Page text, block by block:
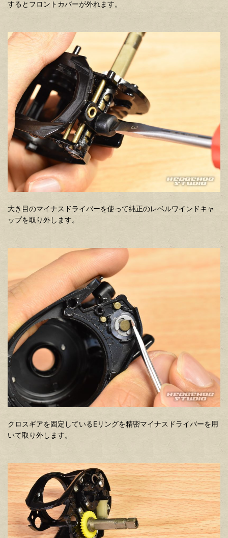
するとフロントカバーが外れます。
大き目のマイナスドライバーを使って純正のレベルワインドキャ
ップを取り外します。
クロスギアを固定しているEリングを精密マイナスドライバーを用
いて取り外します。